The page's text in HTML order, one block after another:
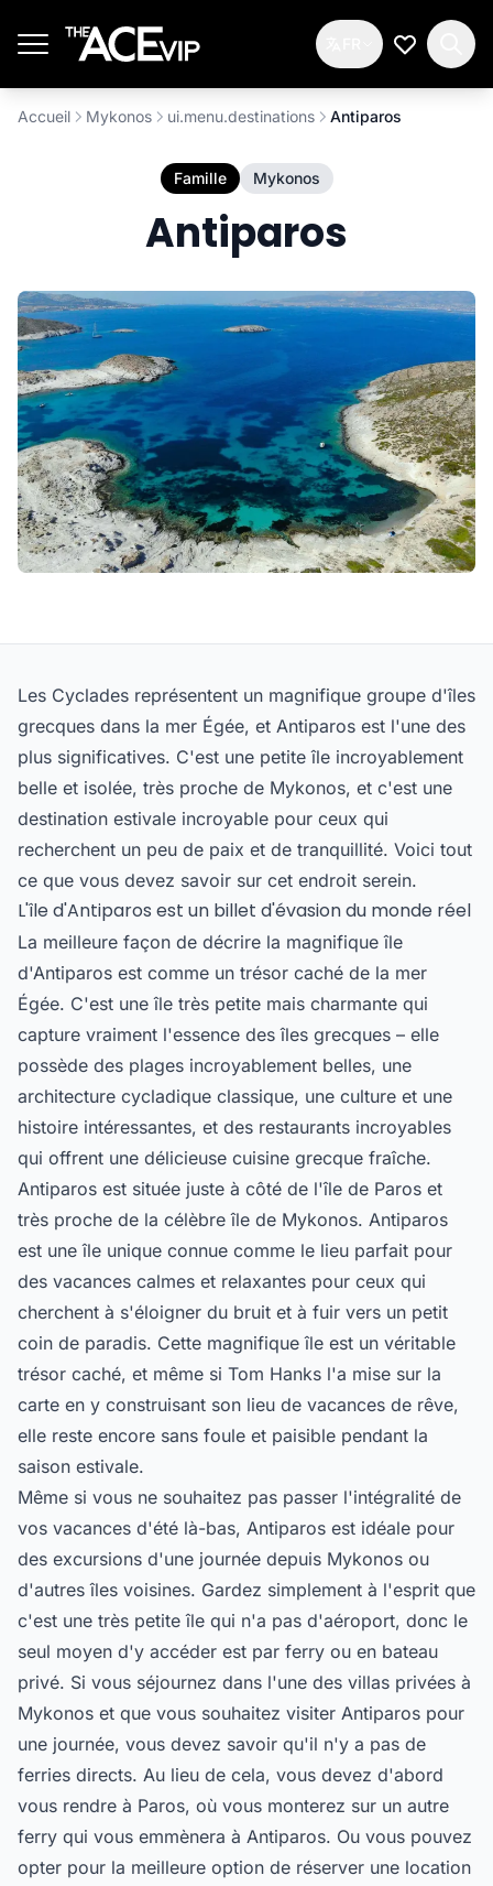
Ma Liste
Accueil Mykonos ui.menu.destinations Antiparos
Famille Mykonos
Antiparos
Les Cyclades représentent un magnifique groupe d'îles
grecques dans la mer Égée, et Antiparos est l'une des
plus significatives. C'est une petite île incroyablement
belle et isolée, très proche de Mykonos, et c'est une
destination estivale incroyable pour ceux qui
recherchent un peu de paix et de tranquillité. Voici tout
ce que vous devez savoir sur cet endroit serein.
L'île d'Antiparos est un billet d'évasion du monde réel
La meilleure façon de décrire la magnifique île
d'Antiparos est comme un trésor caché de la mer
Égée. C'est une île très petite mais charmante qui
capture vraiment l'essence des îles grecques – elle
possède des plages incroyablement belles, une
architecture cycladique classique, une culture et une
histoire intéressantes, et des restaurants incroyables
qui offrent une délicieuse cuisine grecque fraîche.
Antiparos est située juste à côté de l'île de Paros et
très proche de la célèbre île de Mykonos. Antiparos
est une île unique connue comme le lieu parfait pour
des vacances calmes et relaxantes pour ceux qui
cherchent à s'éloigner du bruit et à fuir vers un petit
coin de paradis. Cette magnifique île est un véritable
trésor caché, et même si Tom Hanks l'a mise sur la
carte en y construisant son lieu de vacances de rêve,
elle reste encore sans foule et paisible pendant la
saison estivale.
Même si vous ne souhaitez pas passer l'intégralité de
vos vacances d'été là-bas, Antiparos est idéale pour
des excursions d'une journée depuis Mykonos ou
d'autres îles voisines. Gardez simplement à l'esprit que
c'est une très petite île qui n'a pas d'aéroport, donc le
seul moyen d'y accéder est par ferry ou en bateau
privé. Si vous séjournez dans l'une des villas privées à
Mykonos et que vous souhaitez visiter Antiparos pour
une journée, vous devez savoir qu'il n'y a pas de
ferries directs. Au lieu de cela, vous devez d'abord
vous rendre à Paros, où vous monterez sur un autre
ferry qui vous emmènera à Antiparos. Ou vous pouvez
opter pour la meilleure option de réserver une location